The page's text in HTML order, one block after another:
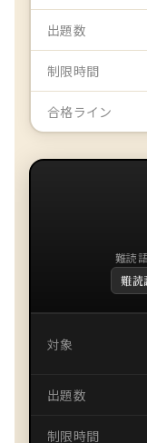
出題数
制限時間
合格ライン
難読
難読
対象
出題数
制限時間